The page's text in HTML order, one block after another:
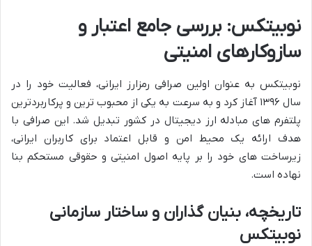
نوبیتکس: بررسی جامع اعتبار و
سازوکارهای امنیتی
نوبیتکس به عنوان اولین صرافی رمزارز ایرانی، فعالیت خود را در
سال ۱۳۹۶ آغاز کرد و به سرعت به یکی از محبوب ترین و پرکاربردترین
پلتفرم های مبادله ارز دیجیتال در کشور تبدیل شد. این صرافی با
هدف ارائه یک محیط امن و قابل اعتماد برای کاربران ایرانی،
زیرساخت های خود را بر پایه اصول امنیتی و حقوقی مستحکم بنا
نهاده است.
تاریخچه، بنیان گذاران و ساختار سازمانی
نوبیتکس